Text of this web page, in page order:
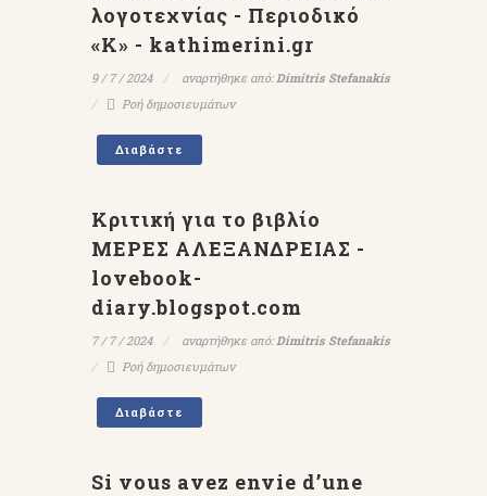
λογοτεχνίας - Περιοδικό
«Κ» - kathimerini.gr
9 / 7 / 2024 αναρτήθηκε από:Dimitris Stefanakis
Ροή δημοσιευμάτων
Διαβάστε
Κριτική για το βιβλίο
ΜΕΡΕΣ ΑΛΕΞΑΝΔΡΕΙΑΣ -
lovebook-
diary.blogspot.com
7 / 7 / 2024 αναρτήθηκε από:Dimitris Stefanakis
Ροή δημοσιευμάτων
Διαβάστε
Si vous avez envie d’une